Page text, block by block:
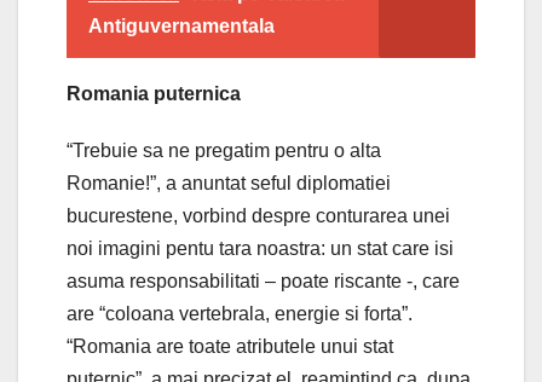
Antiguvernamentala
Romania puternica
“Trebuie sa ne pregatim pentru o alta
Romanie!”, a anuntat seful diplomatiei
bucurestene, vorbind despre conturarea unei
noi imagini pentu tara noastra: un stat care isi
asuma responsabilitati – poate riscante -, care
are “coloana vertebrala, energie si forta”.
“Romania are toate atributele unui stat